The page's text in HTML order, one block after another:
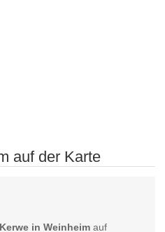
auf der Karte
Kerwe in Weinheimauf